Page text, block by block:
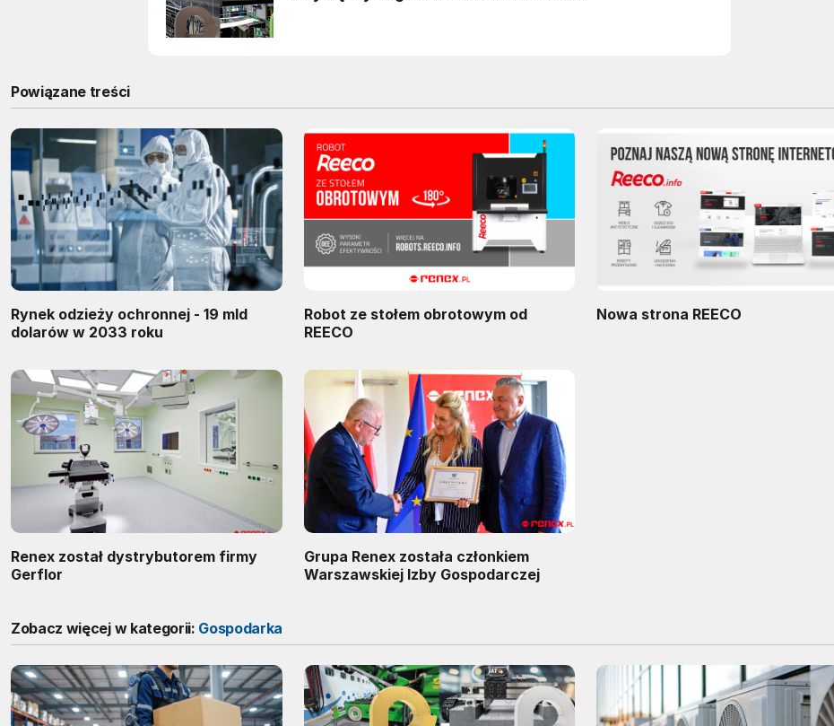
Powiązane treści
Rynek odzieży ochronnej - 19 mld
dolarów w 2033 roku
Robot ze stołem obrotowym od
REECO
Nowa strona REECO
Renex został dystrybutorem firmy
Gerflor
Grupa Renex została członkiem
Warszawskiej Izby Gospodarczej
Zobacz więcej w kategorii: Gospodarka